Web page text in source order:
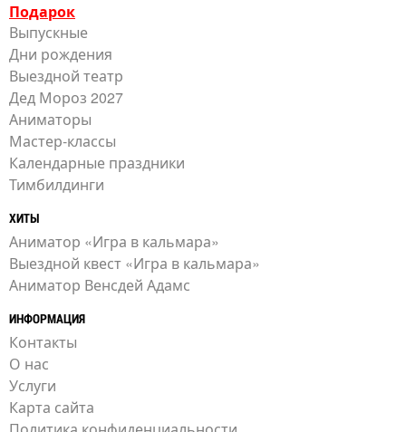
Подарок
Выпускные
Дни рождения
Выездной театр
Дед Мороз 2027
Аниматоры
Мастер-классы
Календарные праздники
Тимбилдинги
ХИТЫ
Аниматор «Игра в кальмара»
Выездной квест «Игра в кальмара»
Аниматор Венсдей Адамс
ИНФОРМАЦИЯ
Контакты
О нас
Услуги
Карта сайта